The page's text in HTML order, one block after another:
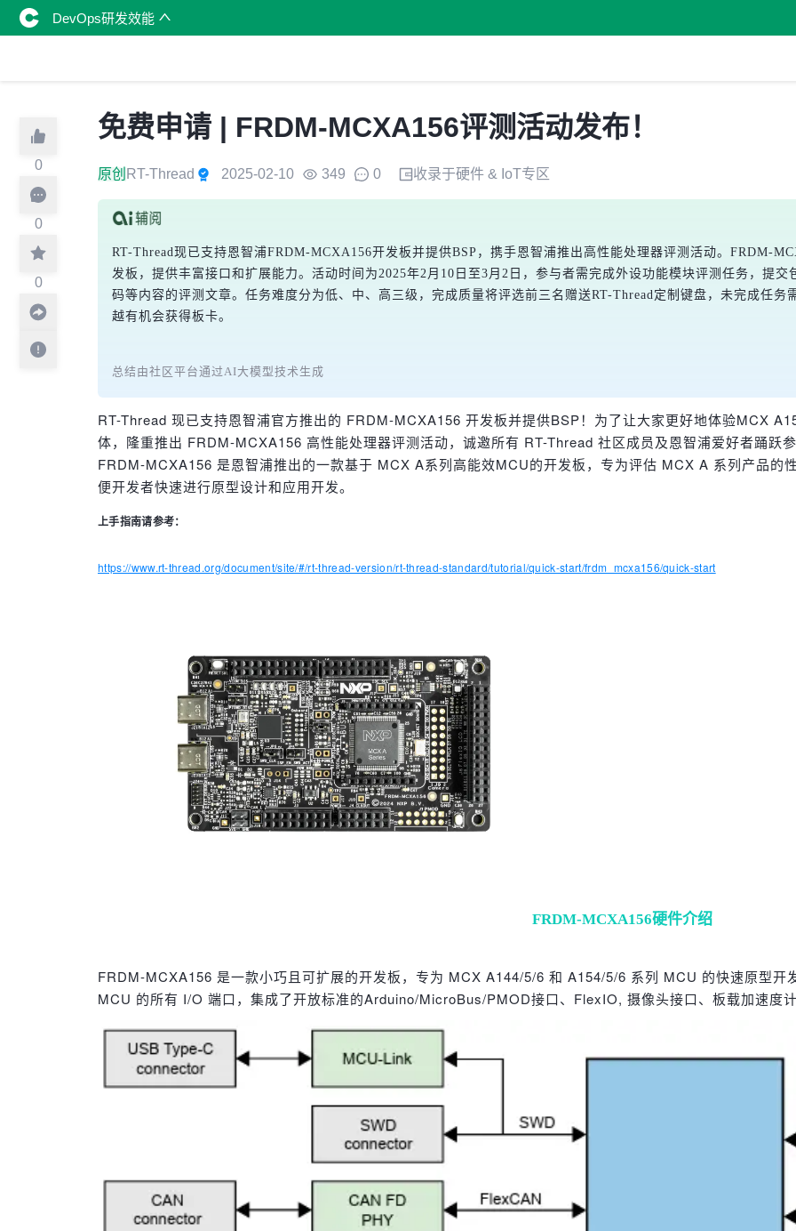
DevOps研发效能
0
0
0
免费申请 | FRDM-MCXA156评测活动发布！
原创 RT-Thread 2025-02-10 349 0 收录于硬件 & IoT专区
RT-Thread现已支持恩智浦FRDM-MCXA156开发板并提供BSP，携手恩智浦推出高性能处理器评测活动。FRDM-
发板，提供丰富接口和扩展能力。活动时间为2025年2月10日至3月2日，参与者需完成外设功能模块评测任务，提
码等内容的评测文章。任务难度分为低、中、高三级，完成质量将评选前三名赠送RT-Thread定制键盘，未完成任
越有机会获得板卡。
总结由社区平台通过AI大模型技术生成
RT-Thread 现已支持恩智浦官方推出的 FRDM-MCXA156 开发板并提供BSP！为了让大家更好地体验MCX
体，隆重推出 FRDM-MCXA156 高性能处理器评测活动，诚邀所有 RT-Thread 社区成员及恩智浦爱好者踊跃
FRDM-MCXA156 是恩智浦推出的一款基于 MCX A系列高能效MCU的开发板，专为评估 MCX A 系列产品的
便开发者快速进行原型设计和应用开发。
上手指南请参考：
https://www.rt-thread.org/document/site/#/rt-thread-version/rt-thread-standard/tutorial/quick-start/frdm_mcxa156/quick-start
FRDM-MCXA156硬件介绍
FRDM-MCXA156 是一款小巧且可扩展的开发板，专为 MCX A144/5/6 和 A154/5/6 系列 MCU 的快速原型开
MCU 的所有 I/O 端口，集成了开放标准的Arduino/MicroBus/PMOD接口、FlexIO, 摄像头接口、板载加速度